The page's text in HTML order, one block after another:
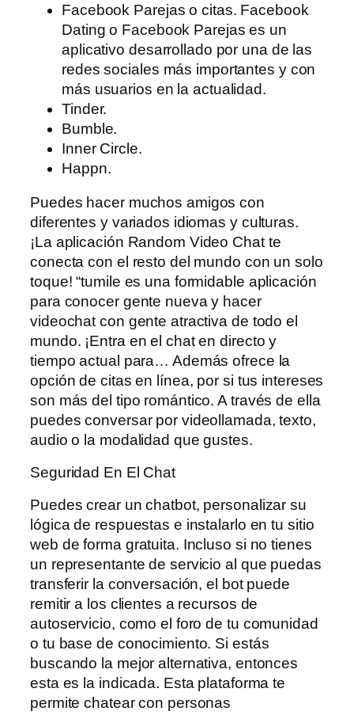
Facebook Parejas o citas. Facebook
Dating o Facebook Parejas es un
aplicativo desarrollado por una de las
redes sociales más importantes y con
más usuarios en la actualidad.
Tinder.
Bumble.
Inner Circle.
Happn.
Puedes hacer muchos amigos con
diferentes y variados idiomas y culturas.
¡La aplicación Random Video Chat te
conecta con el resto del mundo con un solo
toque! “tumile es una formidable aplicación
para conocer gente nueva y hacer
videochat con gente atractiva de todo el
mundo. ¡Entra en el chat en directo y
tiempo actual para… Además ofrece la
opción de citas en línea, por si tus intereses
son más del tipo romántico. A través de ella
puedes conversar por videollamada, texto,
audio o la modalidad que gustes.
Seguridad En El Chat
Puedes crear un chatbot, personalizar su
lógica de respuestas e instalarlo en tu sitio
web de forma gratuita. Incluso si no tienes
un representante de servicio al que puedas
transferir la conversación, el bot puede
remitir a los clientes a recursos de
autoservicio, como el foro de tu comunidad
o tu base de conocimiento. Si estás
buscando la mejor alternativa, entonces
esta es la indicada. Esta plataforma te
permite chatear con personas